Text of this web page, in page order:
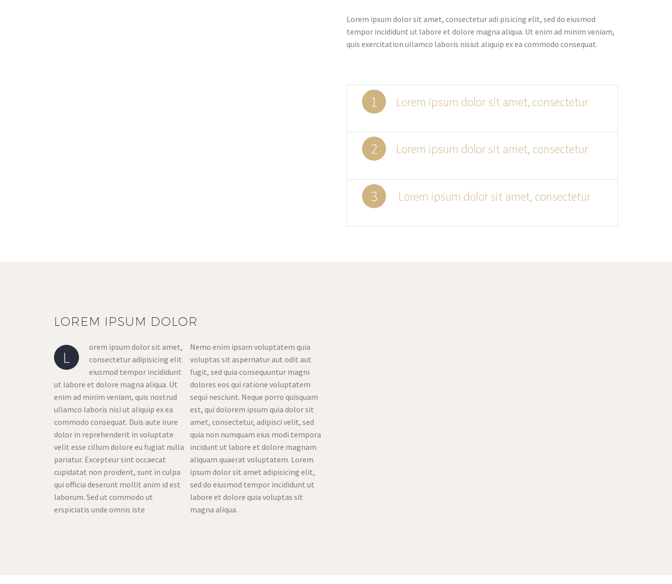
Lorem ipsum dolor sit amet, consectetur adi pisicing elit, sed do eiusmod
tempor incididunt ut labore et dolore magna aliqua. Ut enim ad minim veniam,
quis exercitation ullamco laboris nisiut aliquip ex ea commodo consequat.
1 Lorem ipsum dolor sit amet, consectetur
2 Lorem ipsum dolor sit amet, consectetur
3 Lorem ipsum dolor sit amet, consectetur
LOREM IPSUM DOLOR
L
orem ipsum dolor sit amet,
consectetur adipisicing elit
eiusmod tempor incididunt
ut labore et dolore magna aliqua. Ut
enim ad minim veniam, quis nostrud
ullamco laboris nisi ut aliquip ex ea
commodo consequat. Duis aute irure
dolor in reprehenderit in voluptate
velit esse cillum dolore eu fugiat nulla
pariatur. Excepteur sint occaecat
cupidatat non proident, sunt in culpa
qui officia deserunt mollit anim id est
laborum. Sed ut commodo ut
erspiciatis unde omnis iste
Nemo enim ipsam voluptatem quia
voluptas sit aspernatur aut odit aut
fugit, sed quia consequuntur magni
dolores eos qui ratione voluptatem
sequi nesciunt. Neque porro quisquam
est, qui dolorem ipsum quia dolor sit
amet, consectetur, adipisci velit, sed
quia non numquam eius modi tempora
incidunt ut labore et dolore magnam
aliquam quaerat voluptatem. Lorem
ipsum dolor sit amet adipisicing elit,
sed do eiusmod tempor incididunt ut
labore et dolore quia voluptas sit
magna aliqua.